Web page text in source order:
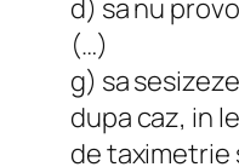
d) sa nu
(…)
g) sa
dupa caz, in
de